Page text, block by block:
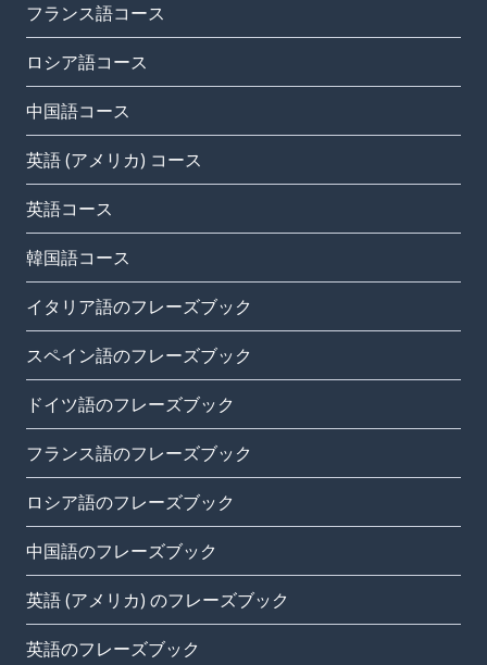
フランス語コース
ロシア語コース
中国語コース
英語 (アメリカ) コース
英語コース
韓国語コース
イタリア語のフレーズブック
スペイン語のフレーズブック
ドイツ語のフレーズブック
フランス語のフレーズブック
ロシア語のフレーズブック
中国語のフレーズブック
英語 (アメリカ) のフレーズブック
英語のフレーズブック